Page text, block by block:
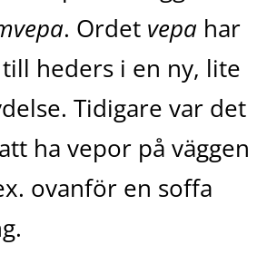
. Ordet vepa har
heders i en ny, lite
Tidigare var det
ha vepor på väggen
ovanför en soffa